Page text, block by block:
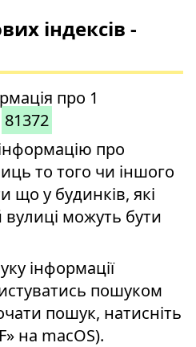
індексів -
про 1
81372
про
то того чи іншого
що у будинків, які
вулиці можуть бути
інформації
пошуком
пошук, натисніть
на macOS).